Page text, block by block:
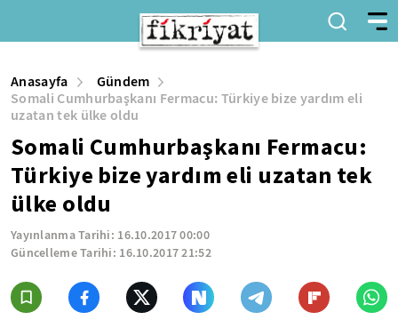
Anasayfa
Gündem
Somali Cumhurbaşkanı Fermacu: Türkiye bize yardım eli
uzatan tek ülke oldu
Somali Cumhurbaşkanı Fermacu:
Türkiye bize yardım eli uzatan tek
ülke oldu
Yayınlanma Tarihi: 16.10.2017 00:00
Güncelleme Tarihi: 16.10.2017 21:52